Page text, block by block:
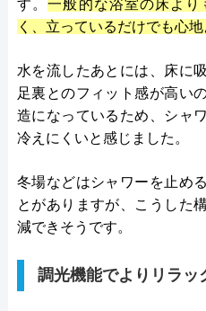
す。一般的な浴室の床より
く、立っているだけでも心
水を流したあとには、床に
足裏とのフィット感が高い
造になっているため、シャ
冷えにくいと感じました。
冬場などはシャワーを止め
とがありますが、こうした
減できそうです。
調光機能でよりリラッ